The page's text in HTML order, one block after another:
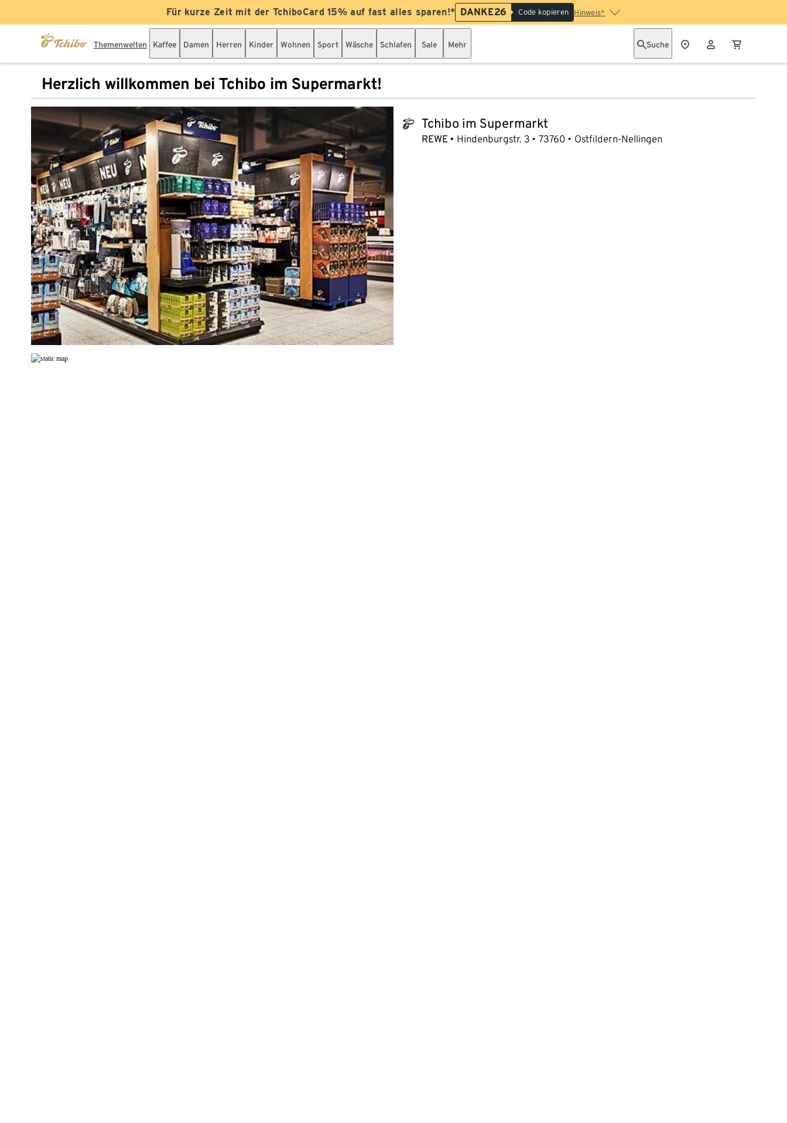
Für kurze Zeit mit der TchiboCard 15% auf fast alles sparen!* DANKE26 Code kopieren Hinweis*
Themenwelten Kaffee Damen Herren Kinder Wohnen Sport Wäsche Schlafen Sale Mehr Suche
Herzlich willkommen bei Tchibo im Supermarkt!
tchibo_logo Tchibo im Supermarkt
REWE Hindenburgstr. 3 73760 Ostfildern-Nellingen